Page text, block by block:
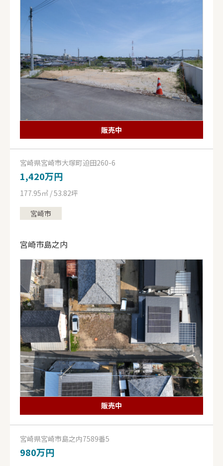
販売中
宮崎県宮崎市大塚町迫田260-6
1,420万円
177.95㎡ / 53.82坪
宮崎市
宮崎市島之内
販売中
宮崎県宮崎市島之内7589番5
980万円